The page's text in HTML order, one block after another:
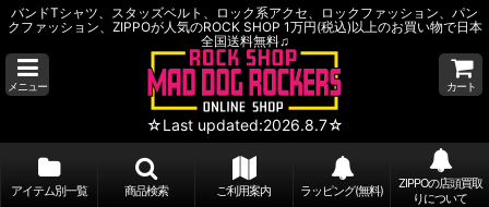
バンドTシャツ、スタッズベルト、ロック系アクセ、ロックファッション、パン
クファッション、ZIPPOが人気のROCK SHOP 1万円(税込)以上のお買い物で日本
全国送料無料♫
メニュー
☆Last updated:2026.8.7☆
カート
アイテム別一覧 商品検索 ご利用案内 ラッピング(無料)
ZIPPOの店頭買取
りについて